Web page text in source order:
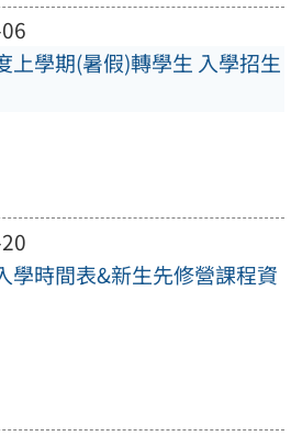
上學期(暑假)轉學生 入學招生
學時間表&新生先修營課程資